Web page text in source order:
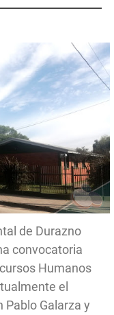
de Durazno
convocatoria
Humanos
el
Pablo Galarza y